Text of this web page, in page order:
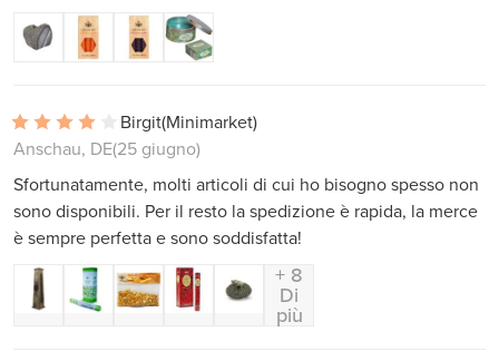
Birgit(Minimarket)
Anschau, DE(25 giugno)
Sfortunatamente, molti articoli di cui ho bisogno spesso non
sono disponibili. Per il resto la spedizione è rapida, la merce
è sempre perfetta e sono soddisfatta!
+ 8
Di
più